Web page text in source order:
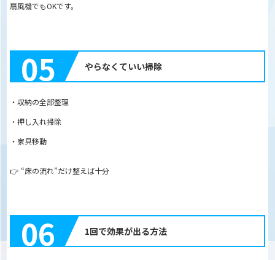
扇風機でもOKです。
05 やらなくていい掃除
・収納の全部整理
・押し入れ掃除
・家具移動
👉 “床の流れ”だけ整えば十分
06 1回で効果が出る方法